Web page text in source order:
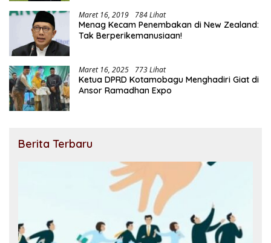
Maret 16, 2019 784 Lihat
Menag Kecam Penembakan di New Zealand:
Tak Berperikemanusiaan!
Maret 16, 2025 773 Lihat
Ketua DPRD Kotamobagu Menghadiri Giat di
Ansor Ramadhan Expo
Berita Terbaru